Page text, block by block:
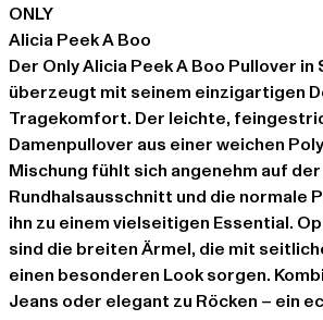
ONLY
Alicia Peek A Boo
Der Only Alicia Peek A Boo Pullover in
überzeugt mit seinem einzigartigen
Tragekomfort. Der leichte,
Damenpullover aus einer weichen
Mischung fühlt sich angenehm auf der
Rundhalsausschnitt und die normale
ihn zu einem vielseitigen Essential.
sind die breiten Ärmel, die mit
einen besonderen Look sorgen.
Jeans oder elegant zu Röcken – ein